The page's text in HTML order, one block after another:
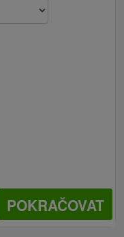
POKRAČOVAT